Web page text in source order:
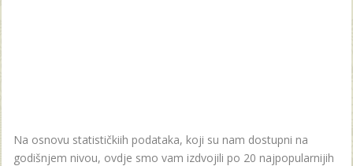
Na osnovu statističkiih podataka, koji su nam dostupni na
godišnjem nivou, ovdje smo vam izdvojili po 20 najpopularnijih